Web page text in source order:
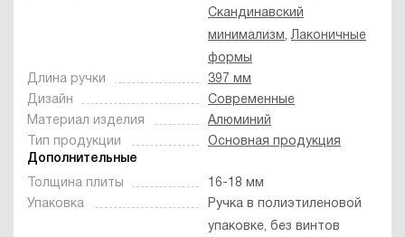
Скандинавский
минимализм,Лаконичные
формы
Длина ручки
397 мм
Дизайн
Современные
Материал изделия
Алюминий
Тип продукции
Основная продукция
Дополнительные
Толщина плиты
16-18 мм
Упаковка
Ручка в полиэтиленовой
упаковке, без винтов